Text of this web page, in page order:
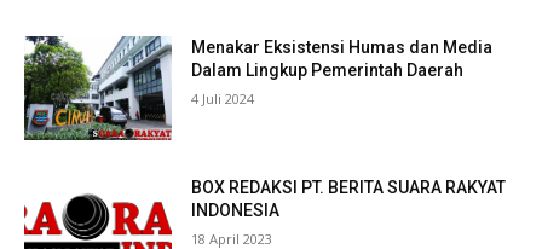
Menakar Eksistensi Humas dan Media
Dalam Lingkup Pemerintah Daerah
4 Juli 2024
BOX REDAKSI PT. BERITA SUARA RAKYAT
INDONESIA
18 April 2023